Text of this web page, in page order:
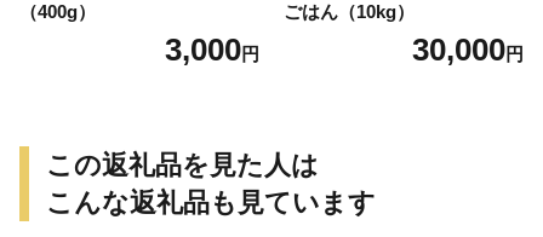
（400g）
3,000円
ごはん（10kg）
30,000円
この返礼品を見た人は
こんな返礼品も見ています